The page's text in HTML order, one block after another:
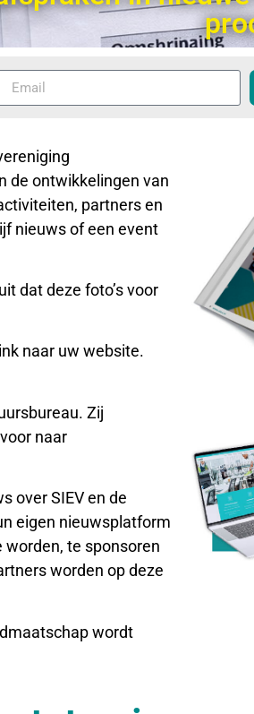
de ontwikkelingen van
partners en
nieuws of een event
dat deze foto’s voor
naar uw website.
Zij
naar
over SIEV en de
eigen nieuwsplatform
worden, te sponsoren
worden op deze
wordt